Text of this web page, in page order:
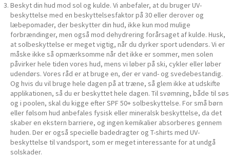
Beskyt din hud mod sol og kulde. Vi anbefaler, at du bruger UV-
beskyttelse med en beskyttelsesfaktor på 30 eller derover og
læbepomader, der beskytter din hud, ikke kun mod mulige
forbrændinger, men også mod dehydrering forårsaget af kulde. Husk,
at solbeskyttelse er meget vigtig, når du dyrker sport udendørs. Vi er
måske ikke så opmærksomme når det ikke er sommer, men solen
påvirker hele tiden vores hud, mens vi løber på ski, cykler eller løber
udendørs. Vores råd er at bruge en, der er vand- og svedebestandig.
Og hvis du vil bruge hele dagen på at træne, så glem ikke at udskifte
applikationen, så du er beskyttet hele dagen. Til svømning, både til søs
og i poolen, skal du kigge efter SPF 50+ solbeskyttelse. For små børn
eller følsom hud anbefales fysisk eller mineralsk beskyttelse, da det
skaber en ekstern barriere, og ingen kemikalier absorberes gennem
huden. Der er også specielle badedragter og T-shirts med UV-
beskyttelse til vandsport, som er meget interessante for at undgå
solskader.